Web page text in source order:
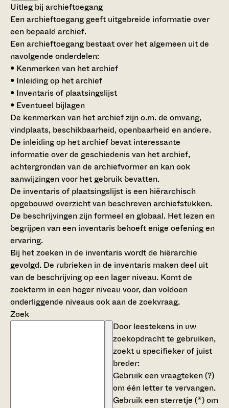
Uitleg bij archieftoegang
Een archieftoegang geeft uitgebreide informatie over
een bepaald archief.
Een archieftoegang bestaat over het algemeen uit de
navolgende onderdelen:
• Kenmerken van het archief
• Inleiding op het archief
• Inventaris of plaatsingslijst
• Eventueel bijlagen
De kenmerken van het archief zijn o.m. de omvang,
vindplaats, beschikbaarheid, openbaarheid en andere.
De inleiding op het archief bevat interessante
informatie over de geschiedenis van het archief,
achtergronden van de archiefvormer en kan ook
aanwijzingen voor het gebruik bevatten.
De inventaris of plaatsingslijst is een hiërarchisch
opgebouwd overzicht van beschreven archiefstukken.
De beschrijvingen zijn formeel en globaal. Het lezen en
begrijpen van een inventaris behoeft enige oefening en
ervaring.
Bij het zoeken in de inventaris wordt de hiërarchie
gevolgd. De rubrieken in de inventaris maken deel uit
van de beschrijving op een lager niveau. Komt de
zoekterm in een hoger niveau voor, dan voldoen
onderliggende niveaus ook aan de zoekvraag.
Zoek
Door leestekens in uw
zoekopdracht te gebruiken,
zoekt u specifieker of juist
breder:
Gebruik eenvraagteken (?)
om één letter te vervangen.
Gebruik eensterretje (*)om